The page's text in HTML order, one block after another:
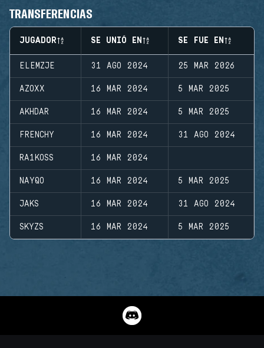
TRANSFERENCIAS
JUGADOR SE UNIÓ EN SE FUE EN
ELEMZJE 31 AGO 2024 25 MAR 2026
AZOXX 16 MAR 2024 5 MAR 2025
AKHDAR 16 MAR 2024 5 MAR 2025
FRENCHY 16 MAR 2024 31 AGO 2024
RA1KOSS 16 MAR 2024
NAYQO 16 MAR 2024 5 MAR 2025
JAKS 16 MAR 2024 31 AGO 2024
SKYZS 16 MAR 2024 5 MAR 2025